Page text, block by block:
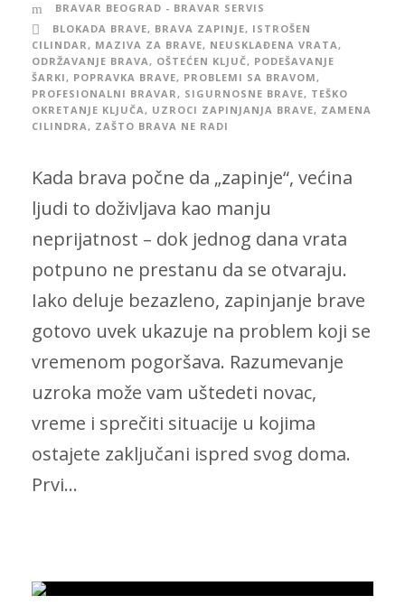
BRAVAR BEOGRAD - BRAVAR SERVIS
BLOKADA BRAVE, BRAVA ZAPINJE, ISTROŠEN
CILINDAR, MAZIVA ZA BRAVE, NEUSKLAĐENA VRATA,
ODRŽAVANJE BRAVA, OŠTEĆEN KLJUČ, PODEŠAVANJE
ŠARKI, POPRAVKA BRAVE, PROBLEMI SA BRAVOM,
PROFESIONALNI BRAVAR, SIGURNOSNE BRAVE, TEŠKO
OKRETANJE KLJUČA, UZROCI ZAPINJANJA BRAVE, ZAMENA
CILINDRA, ZAŠTO BRAVA NE RADI
Kada brava počne da „zapinje“, većina
ljudi to doživljava kao manju
neprijatnost – dok jednog dana vrata
potpuno ne prestanu da se otvaraju.
Iako deluje bezazleno, zapinjanje brave
gotovo uvek ukazuje na problem koji se
vremenom pogoršava. Razumevanje
uzroka može vam uštedeti novac,
vreme i sprečiti situacije u kojima
ostajete zaključani ispred svog doma.
Prvi...